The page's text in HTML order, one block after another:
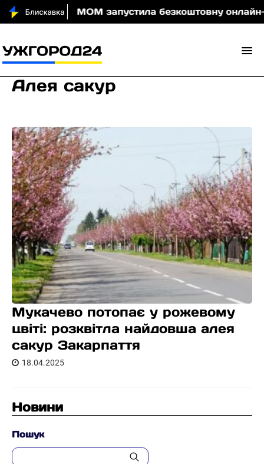
вночі МОМ запустила безкоштовну онлайн-гру,
Алея сакур
Мукачево потопає у рожевому
цвіті: розквітла найдовша алея
сакур Закарпаття
18.04.2025
Новини
Пошук